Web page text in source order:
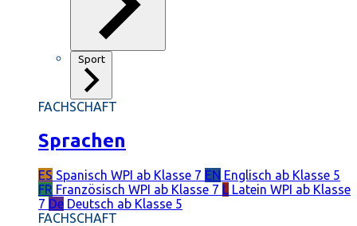
Sport
FACHSCHAFT
Sprachen
ES Spanisch WPI ab Klasse 7 EN Englisch ab Klasse 5
FR Französisch WPI ab Klasse 7 L Latein WPI ab Klasse
7 De Deutsch ab Klasse 5
FACHSCHAFT